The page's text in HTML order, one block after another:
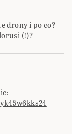
drony i po co?
(!)?